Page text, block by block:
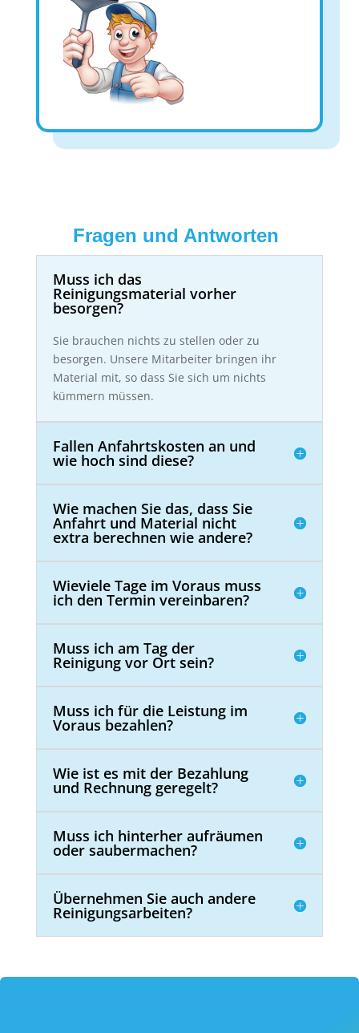
Fragen und Antworten
Muss ich das
Reinigungsmaterial vorher
besorgen?
Sie brauchen nichts zu stellen oder zu
besorgen. Unsere Mitarbeiter bringen ihr
Material mit, so dass Sie sich um nichts
kümmern müssen.
Fallen Anfahrtskosten an und
wie hoch sind diese?
Wie machen Sie das, dass Sie
Anfahrt und Material nicht
extra berechnen wie andere?
Wieviele Tage im Voraus muss
ich den Termin vereinbaren?
Muss ich am Tag der
Reinigung vor Ort sein?
Muss ich für die Leistung im
Voraus bezahlen?
Wie ist es mit der Bezahlung
und Rechnung geregelt?
Muss ich hinterher aufräumen
oder saubermachen?
Übernehmen Sie auch andere
Reinigungsarbeiten?